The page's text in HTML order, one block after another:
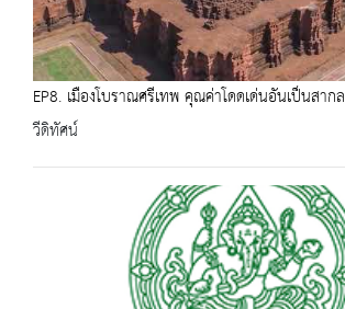
EP8. เมืองโบราณศรีเทพ คุณค่าโดดเด่นอันเป็นสากล
วีดิทัศน์